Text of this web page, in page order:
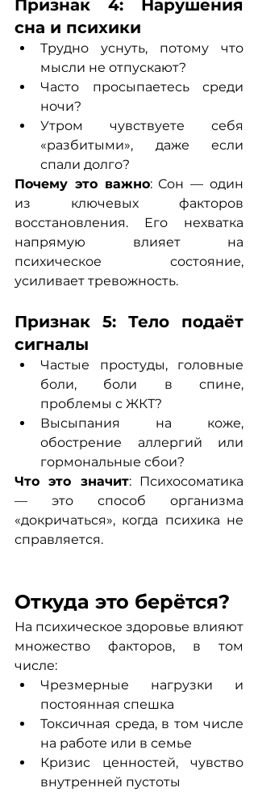
Признак 4: Нарушения
сна и психики
Трудно уснуть, потому что
мысли не отпускают?
Часто просыпаетесь среди
ночи?
Утром чувствуете себя
«разбитыми», даже если
спали долго?
Почему это важно: Сон — один
из ключевых факторов
восстановления. Его нехватка
напрямую влияет на
психическое состояние,
усиливает тревожность.
Признак 5: Тело подаёт
сигналы
Частые простуды, головные
боли, боли в спине,
проблемы с ЖКТ?
Высыпания на коже,
обострение аллергий или
гормональные сбои?
Что это значит: Психосоматика
— это способ организма
«докричаться», когда психика не
справляется.
Откуда это берётся?
На психическое здоровье влияют
множество факторов, в том
числе:
Чрезмерные нагрузки и
постоянная спешка
Токсичная среда, в том числе
на работе или в семье
Кризис ценностей, чувство
внутренней пустоты